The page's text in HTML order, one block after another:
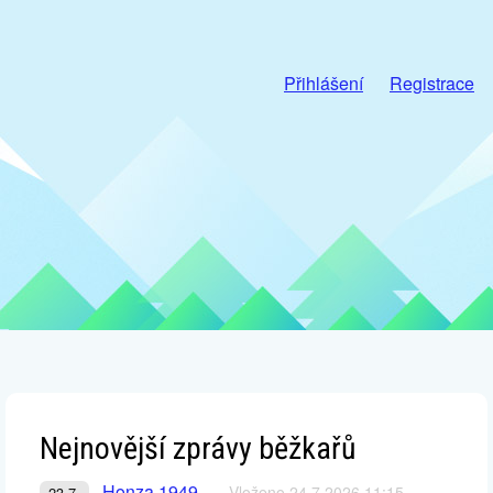
Přihlášení Registrace
Nejnovější zprávy běžkařů